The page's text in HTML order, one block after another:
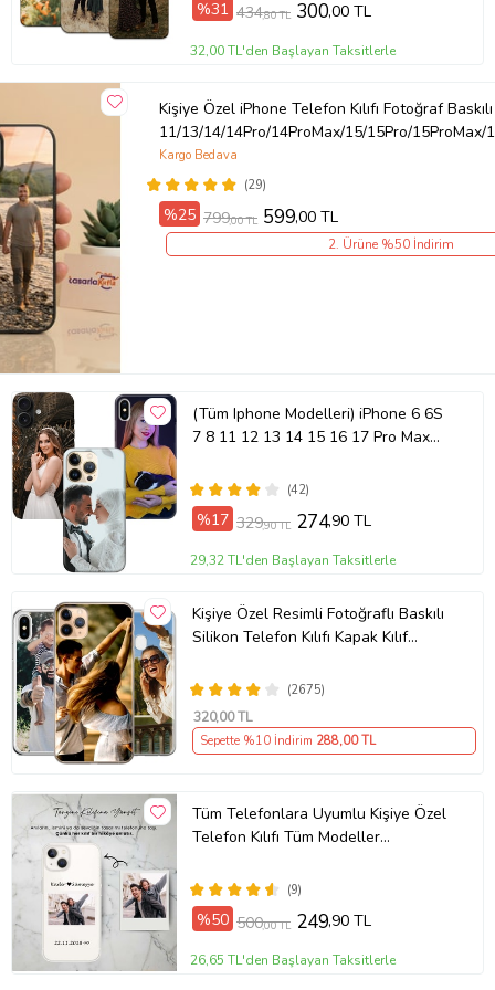
Ürün Kodu:kcm90866900
%31 434,80 TL 300,00 TL
32,00 TL'den Başlayan Taksitlerle
Kişiye Özel iPhone Telefon Kılıfı Fotoğraf Baskılı
11/13/14/14Pro/14ProMax/15/15Pro/
(29)
Kargo Bedava
%25 799,00 TL 599,00 TL
2. Ürüne %50 İndirim
(Tüm Iphone Modelleri) iPhone 6 6S
7 8 11 12 13 14 15 16 17 Pro Max
Fotoğraflı Kılıf(42)
%17 329,90 TL 274,90 TL
29,32 TL'den Başlayan Taksitlerle
Kişiye Özel Resimli Fotoğraflı Baskılı
Silikon Telefon Kılıfı Kapak Kılıf
(2675)
320,00 TL
Sepette %10 İndirim 288,00 TL
Tüm Telefonlara Uyumlu Kişiye Özel
Telefon Kılıfı Tüm Modeller
(9)
%50 500,00 TL 249,90 TL
26,65 TL'den Başlayan Taksitlerle